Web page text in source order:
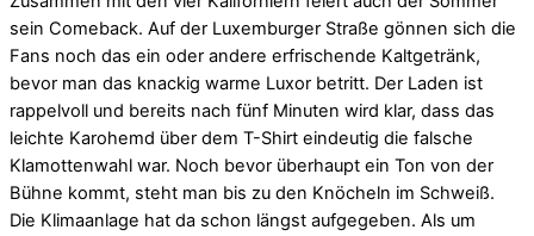
sein Comeback. Auf der Luxemburger Straße gönnen sich die
Fans noch das ein oder andere erfrischende Kaltgetränk,
bevor man das knackig warme Luxor betritt. Der Laden ist
rappelvoll und bereits nach fünf Minuten wird klar, dass das
leichte Karohemd über dem T-Shirt eindeutig die falsche
Klamottenwahl war. Noch bevor überhaupt ein Ton von der
Bühne kommt, steht man bis zu den Knöcheln im Schweiß.
Die Klimaanlage hat da schon längst aufgegeben. Als um